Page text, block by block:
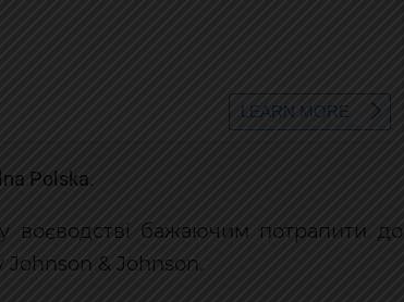
Polska.
воєводстві бажаючим потрапити до
Johnson & Johnson.